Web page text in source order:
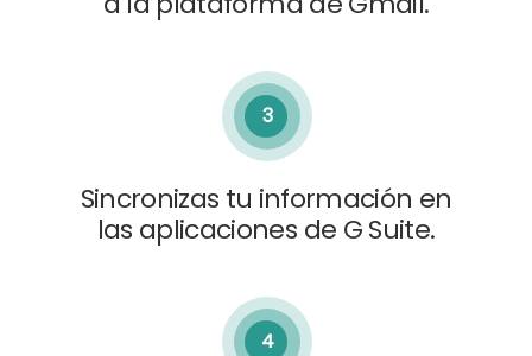
3
Sincronizas tu información en
las aplicaciones de G Suite.
4